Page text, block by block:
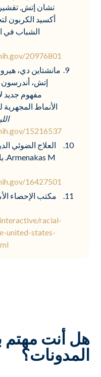
تشان إتش. تقشير
أكسيد الكربون
الشباب في
20976801/
مانشتاين دي،
إتش، أندرسون
مفهوم جديد
الأنماط المجهرية
15216537/
Armenakas M. بالليزر.
16427501/
مكتب الإحصاء
racial-
united-states-
هل أنت مهتم
المدونات؟